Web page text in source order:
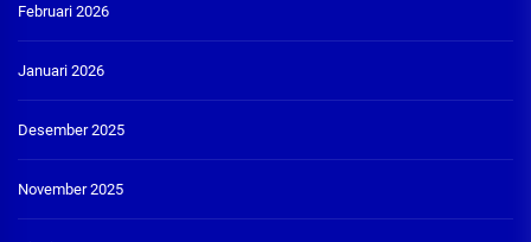
Februari 2026
Januari 2026
Desember 2025
November 2025